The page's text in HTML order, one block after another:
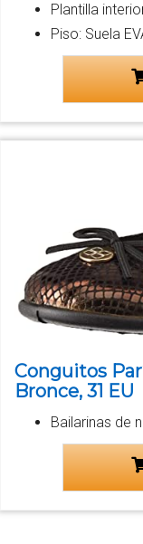
Plantilla
Piso: Suela
Conguitos
Bronce, 31 EU
Bailarinas de